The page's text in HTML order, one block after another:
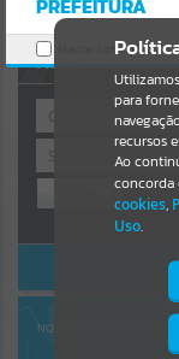
NOTÍCIAS
SUBPORTAIS
NOTA FISCAL ELETRÔNICA
para
recursos
Ao
concorda
cookies,
Uso.
Isto
PREFEITURA
Marcar como lido.